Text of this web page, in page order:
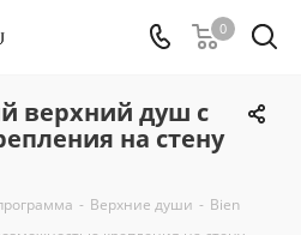
0
верхний душ с
на стену
- Верхние души - Bien